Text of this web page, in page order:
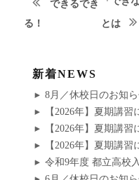
投
稿
ナ
ビ
ゲ
ー
前
稿:
できるでき
る！
の
とは
新着NEWS
8月／休校日のお知
【2026年】夏期講
【2026年】夏期講
【2026年】夏期講習
令和9年度 都立高校